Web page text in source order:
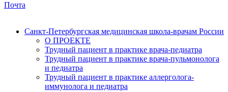
Почта
Санкт-Петербургская медицинская школа-врачам России
О ПРОЕКТЕ
Трудный пациент в практике врача-педиатра
Трудный пациент в практике врача-пульмонолога
и педиатра
Трудный пациент в практике аллерголога-
иммунолога и педиатра